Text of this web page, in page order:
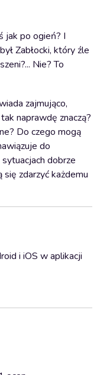
jak po ogień? I
Zabłocki, który źle
Nie? To
zajmująco,
naprawdę znaczą?
Do czego mogą
do
dobrze
się zdarzyć każdemu
i iOS w aplikacji